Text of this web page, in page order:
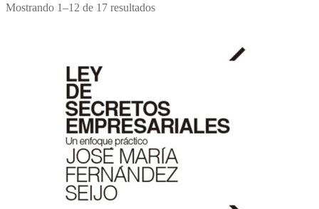
Mostrando 1–12 de 17 resultados